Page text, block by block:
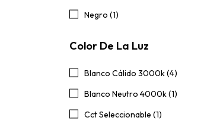
Negro (1)
Color De La Luz
Blanco Cálido 3000k (4)
Blanco Neutro 4000k (1)
Cct Seleccionable (1)